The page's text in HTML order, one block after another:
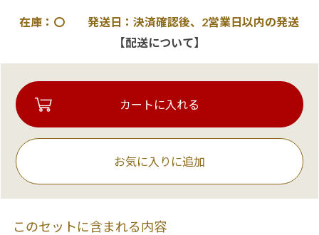
在庫：〇 発送日：決済確認後、2営業日以内の発送
【配送について】
お気に入りに追加
このセットに含まれる内容